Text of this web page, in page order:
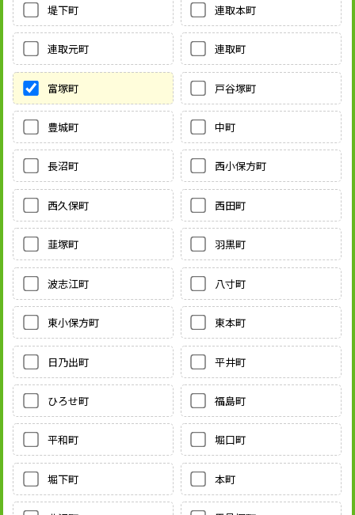
堤下町 連取本町
連取元町 連取町
富塚町 戸谷塚町
豊城町 中町
長沼町 西小保方町
西久保町 西田町
韮塚町 羽黒町
波志江町 八寸町
東小保方町 東本町
日乃出町 平井町
ひろせ町 福島町
平和町 堀口町
堀下町 本町